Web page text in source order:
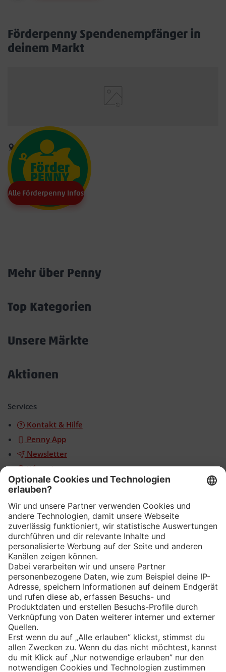
Förderpenny Spendenempfänger in
deinem Markt
Alle Förderpenny Infos
Mehr über Penny
Top Kategorien
Unsere Märkte
Aktionen
Services
Kontakt & Hilfe
Penny App
Newsletter
WhatsApp
App
Eishockey